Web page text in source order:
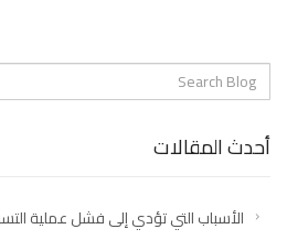
Search
label
أحدث المقالات
الأسباب التي تؤدي إلى فشل عملية